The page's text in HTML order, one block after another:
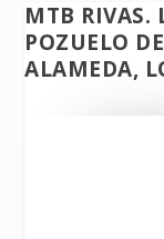
MTB RIVAS.
POZUELO
ALAMEDA,